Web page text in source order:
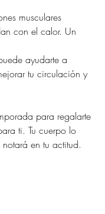
musculares
con el calor. Un
ayudarte a
tu circulación y
para regalarte
ti. Tu cuerpo lo
en tu actitud.